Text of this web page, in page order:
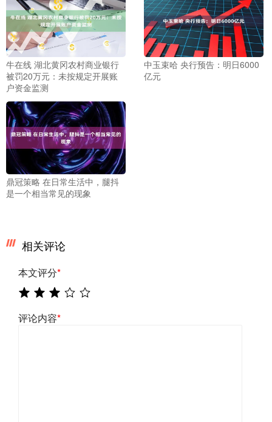
牛在线 湖北黄冈农村商业银行
被罚20万元：未按规定开展账
户资金监测
中玉束哈 央行预告：明日6000
亿元
鼎冠策略 在日常生活中，腿抖
是一个相当常见的现象
相关评论
本文评分*
评论内容*